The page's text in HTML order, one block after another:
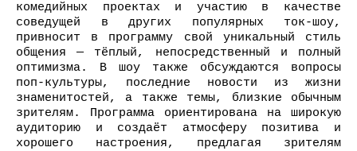
комедийных проектах и участию в качестве
соведущей в других популярных ток-шоу,
привносит в программу свой уникальный стиль
общения — тёплый, непосредственный и полный
оптимизма. В шоу также обсуждаются вопросы
поп-культуры, последние новости из жизни
знаменитостей, а также темы, близкие обычным
зрителям. Программа ориентирована на широкую
аудиторию и создаёт атмосферу позитива и
хорошего настроения, предлагая зрителям